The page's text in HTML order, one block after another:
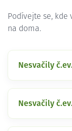
Podívejte se,
na doma.
Nesvačily
Nesvačily